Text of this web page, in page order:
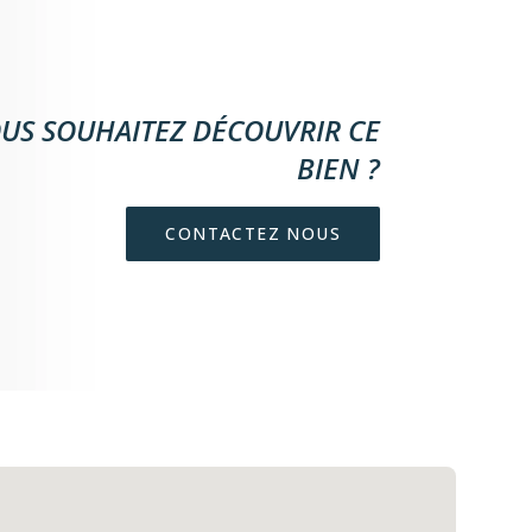
SOUHAITEZ DÉCOUVRIR CE
BIEN ?
CONTACTEZ NOUS